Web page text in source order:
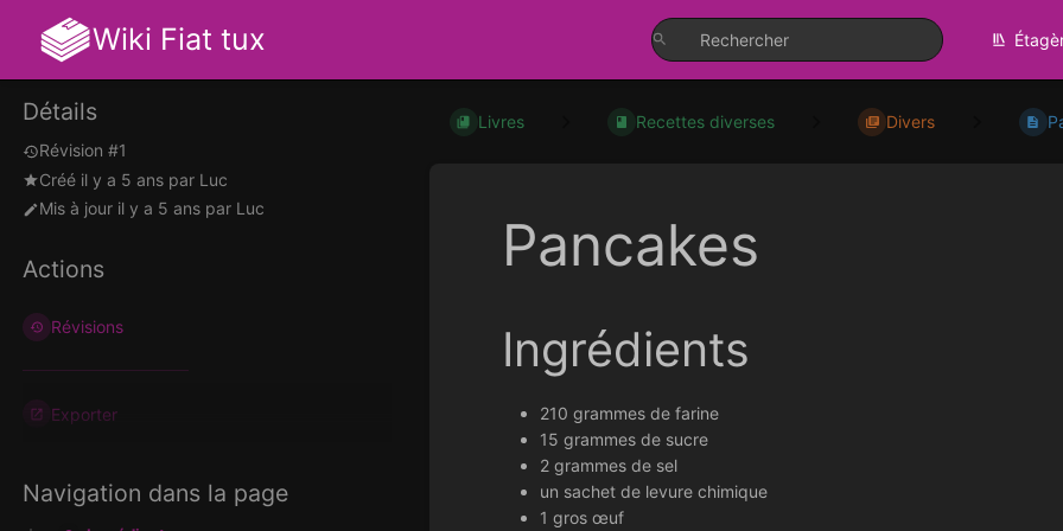
Wiki Fiat tux
Détails
Révision #1
Créé il y a 5 ans par Luc
Mis à jour il y a 5 ans par Luc
Actions
Révisions
Exporter
Navigation dans la page
Livres Recettes diverses Divers
Pancakes
Ingrédients
210 grammes de farine
15 grammes de sucre
2 grammes de sel
un sachet de levure chimique
1 gros œuf